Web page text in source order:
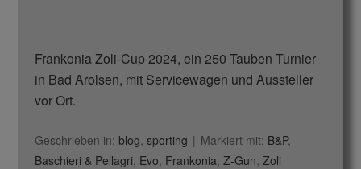
Frankonia Zoli-Cup 2024, ein 250 Tauben Turnier
in Bad Arolsen, mit Servicewagen und Aussteller
vor Ort.
Geschrieben in: blog, sporting Markiert mit: B&P,
Baschieri & Pellagri, Evo, Frankonia, Z-Gun, Zoli